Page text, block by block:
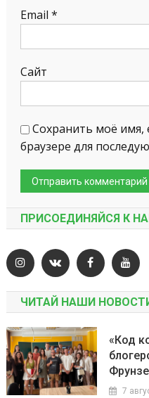
Email *
Сайт
Сохранить моё имя,
браузере для
ПРИСОЕДИНЯЙСЯ К
ЧИТАЙ НАШИ
«Код
7